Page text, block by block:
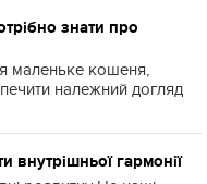
знати про
маленьке кошеня,
належний догляд
внутрішньої гармонії